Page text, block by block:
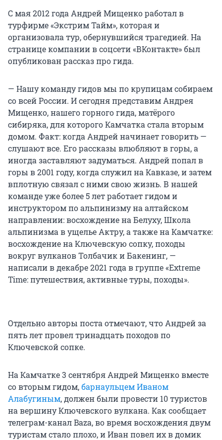
С мая 2012 года Андрей Мищенко работал в
турфирме «Экстрим Тайм», которая и
организовала тур, обернувшийся трагедией. На
странице компании в соцсети «ВКонтакте» был
опубликован рассказ про гида.
— Нашу команду гидов мы по крупицам собираем
со всей России. И сегодня представим Андрея
Мищенко, нашего горного гида, матёрого
сибиряка, для которого Камчатка стала вторым
домом. Факт: когда Андрей начинает говорить —
слушают все. Его рассказы влюбляют в горы, а
иногда заставляют задуматься. Андрей попал в
горы в 2001 году, когда служил на Кавказе, и затем
вплотную связал с ними свою жизнь. В нашей
команде уже более 5 лет работает гидом и
инструктором по альпинизму на алтайском
направлении: восхождение на Белуху, Школа
альпинизма в ущелье Актру, а также на Камчатке:
восхождение на Ключевскую сопку, походы
вокруг вулканов Толбачик и Бакенинг, —
написали в декабре 2021 года в группе «Extreme
Time: путешествия, активные туры, походы».
Отдельно авторы поста отмечают, что Андрей за
пять лет провел тринадцать походов по
Ключевской сопке.
На Камчатке 3 сентября Андрей Мищенко вместе
со вторым гидом,барнаульцем Иваном
Алабугиным, должен были провести 10 туристов
на вершину Ключевского вулкана. Как сообщает
телеграм-канал Baza, во время восхождения двум
туристам стало плохо, и Иван повел их в домик